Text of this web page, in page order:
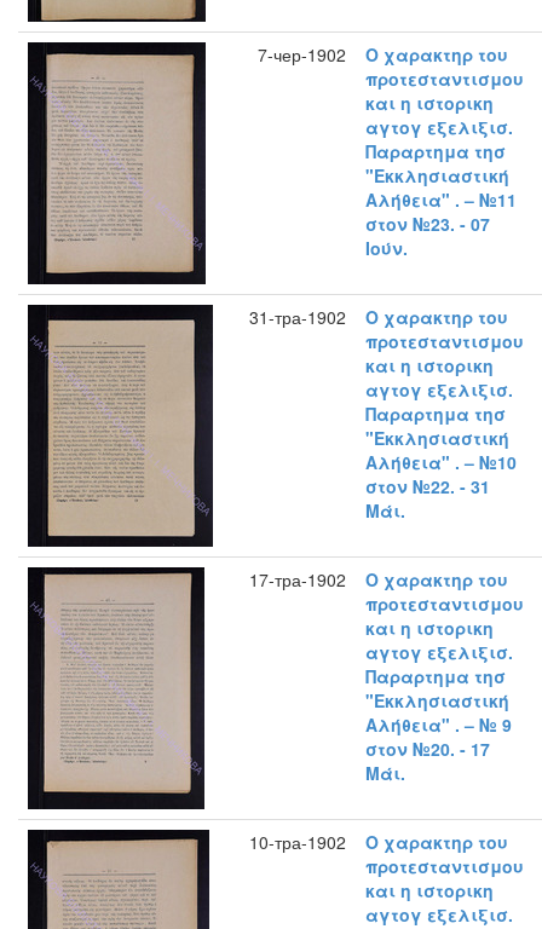
7-чер-1902
Ο χαρακτηρ του
προτεσταντισμου
και η ιστορικη
αγτογ εξελιξισ.
Παραρτημα τησ
"Εκκλησιαστική
Αλήθεια" . – №11
στον №23. - 07
Ιούν.
31-тра-1902
Ο χαρακτηρ του
προτεσταντισμου
και η ιστορικη
αγτογ εξελιξισ.
Παραρτημα τησ
"Εκκλησιαστική
Αλήθεια" . – №10
στον №22. - 31
Μάι.
17-тра-1902
Ο χαρακτηρ του
προτεσταντισμου
και η ιστορικη
αγτογ εξελιξισ.
Παραρτημα τησ
"Εκκλησιαστική
Αλήθεια" . – № 9
στον №20. - 17
Μάι.
10-тра-1902
Ο χαρακτηρ του
προτεσταντισμου
και η ιστορικη
αγτογ εξελιξισ.